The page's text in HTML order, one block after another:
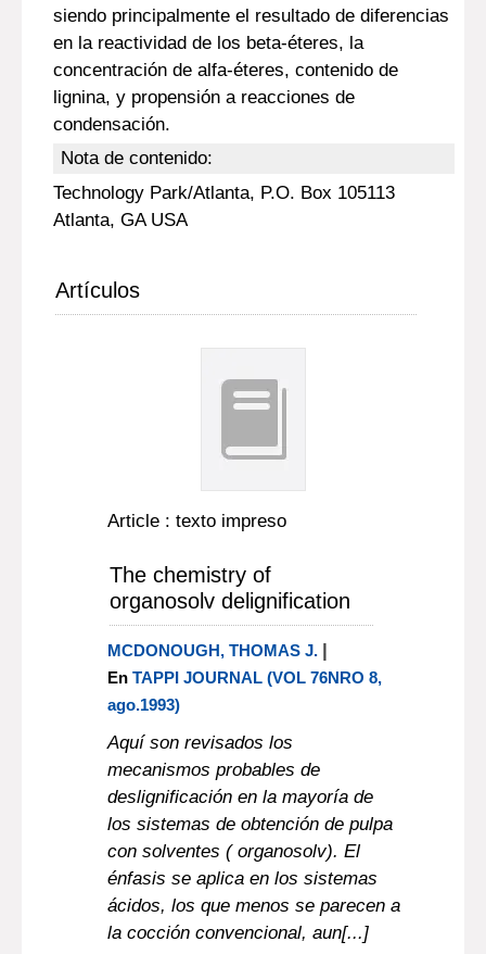
siendo principalmente el resultado de diferencias
en la reactividad de los beta-éteres, la
concentración de alfa-éteres, contenido de
lignina, y propensión a reacciones de
condensación.
Nota de contenido:
Technology Park/Atlanta, P.O. Box 105113
Atlanta, GA USA
Artículos
Article : texto impreso
The chemistry of
organosolv delignification
MCDONOUGH, THOMAS J. |
En TAPPI JOURNAL (VOL 76NRO 8,
ago.1993)
Aquí son revisados los
mecanismos probables de
deslignificación en la mayoría de
los sistemas de obtención de pulpa
con solventes ( organosolv). El
énfasis se aplica en los sistemas
ácidos, los que menos se parecen a
la cocción convencional, aun[...]